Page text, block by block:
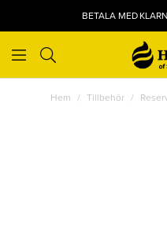
BETALA MED
Hem Tillbehör